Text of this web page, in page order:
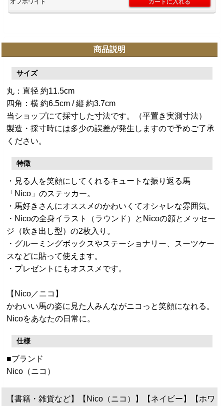
オフホワイト
商品説明
サイズ
丸：直径 約11.5cm
四角：横 約6.5cm / 縦 約3.7cm
当ショップにて採寸した寸法です。（平置き実測寸法）
製造・採寸時には多少の誤差が発生しますので予めご了承
ください。
特徴
・見る人を笑顔にしてくれるキュートな振り返る馬
「Nico」のステッカー。
・馬好きさんにオススメのかわいくてオシャレな雰囲気。
・Nicoの全身イラスト（ラウンド）とNicoの顔とメッセー
ジ（吹き出し型）の2枚入り。
・グルーミングボックスやステーショナリー、スーツケー
スなどに貼って使えます。
・プレゼントにもオススメです。
【Nico／ニコ】
かわいい馬の姿に見た人みんながニコっと笑顔になれる。
Nicoをあなたの日常に。
仕様
■ブランド
Nico（ニコ）
【書籍・雑貨など】【Nico（ニコ）】【ネイビー】【ホワ